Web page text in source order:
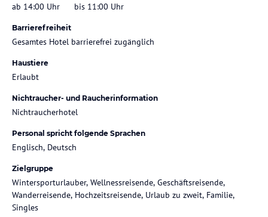
ab 14:00 Uhr bis 11:00 Uhr
Barrierefreiheit
Gesamtes Hotel barrierefrei zugänglich
Haustiere
Erlaubt
Nichtraucher- und Raucherinformation
Nichtraucherhotel
Personal spricht folgende Sprachen
Englisch, Deutsch
Zielgruppe
Wintersporturlauber, Wellnessreisende, Geschäftsreisende,
Wanderreisende, Hochzeitsreisende, Urlaub zu zweit, Familie,
Singles